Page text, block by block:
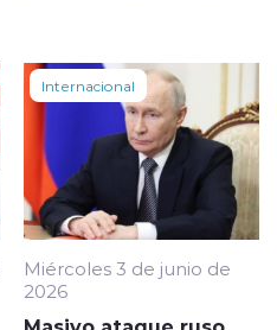
Internacional
Miércoles 3 de junio de
2026